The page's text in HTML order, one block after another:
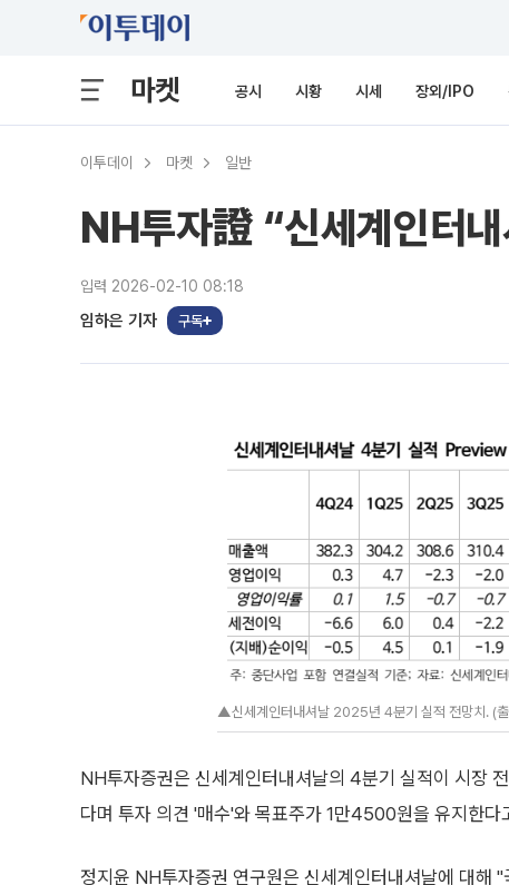
마켓 공시 시황 시세 장외/IPO
이투데이 마켓 일반
NH투자證 “신세계인터
입력 2026-02-10 08:18
임하은 기자 구독
▲신세계인터내셔날 2025년 4분기 실적 전망치. (
NH투자증권은 신세계인터내셔날의 4분기 실적이 시장
다며 투자 의견 '매수'와 목표주가 1만4500원을 유지한다
정지윤 NH투자증권 연구원은 신세계인터내셔날에 대해